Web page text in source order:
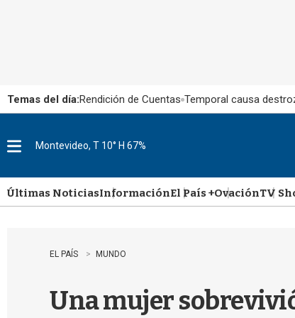
Temas del día:Rendición de Cuentas Temporal causa
u
Montevideo, T 10° H 67%
Últimas NoticiasInformaciónEl País +OvaciónTV
EL PAÍS MUNDO
Una mujer